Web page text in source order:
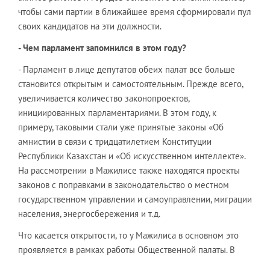
чтобы сами партии в ближайшее время сформировали пул
своих кандидатов на эти должности.
- Чем парламент запомнился в этом году?
- Парламент в лице депутатов обеих палат все больше
становится открытым и самостоятельным. Прежде всего,
увеличивается количество законопроектов,
инициированных парламентариями. В этом году, к
примеру, таковыми стали уже принятые законы «Об
амнистии в связи с тридцатилетием Конституции
Республики Казахстан и «Об искусственном интеллекте».
На рассмотрении в Мажилисе также находятся проекты
законов с поправками в законодательство о местном
государственном управлении и самоуправлении, миграции
населения, энергосбережения и т.д.
Что касается открытости, то у Мажилиса в основном это
проявляется в рамках работы Общественной палаты. В